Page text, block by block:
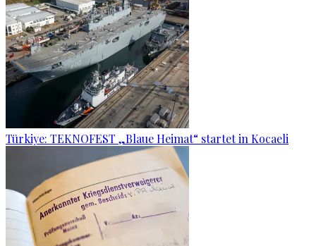
Türkiye: TEKNOFEST „Blaue Heimat“ startet in Kocaeli